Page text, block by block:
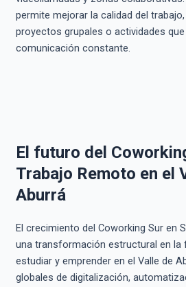
permite mejorar la calidad del
proyectos grupales o actividades que
comunicación constante.
El futuro del
Trabajo Remoto en el
Aburrá
El crecimiento del Coworking Sur en
una transformación estructural en la
estudiar y emprender en el Valle de
globales de digitalización,